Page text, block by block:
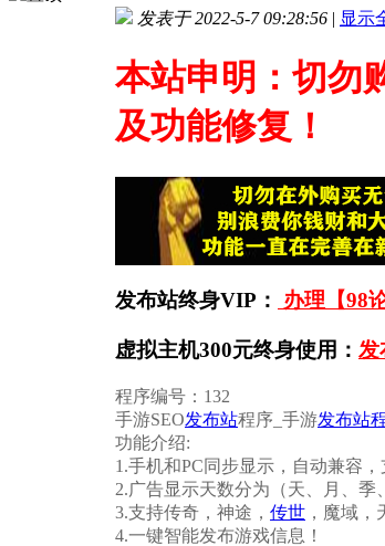
发表于 2022-5-7 09:28:56 | 显示
本站申明：切勿
及功能修复！
发布站终身VIP： 办理【98
虚拟主机300元终身使用： 发
程序编号：132
手游SEO发布站程序_手游发布站
功能介绍:
1.手机和PC同步显示，自动兼容
2.广告显示天数分为（天、月、季
3.支持传奇，神途， 传世 ，魔域，
4.一键智能发布游戏信息！